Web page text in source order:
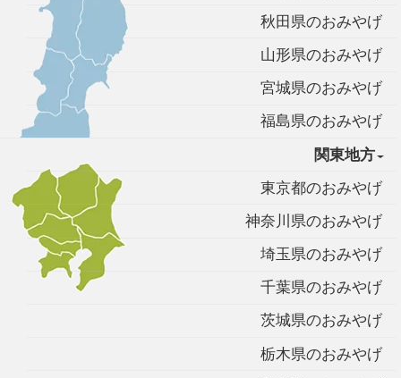
秋田県のおみやげ
山形県のおみやげ
宮城県のおみやげ
福島県のおみやげ
関東地方
東京都のおみやげ
神奈川県のおみやげ
埼玉県のおみやげ
千葉県のおみやげ
茨城県のおみやげ
栃木県のおみやげ